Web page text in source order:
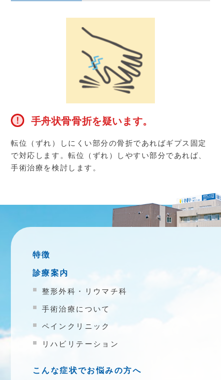
手舟状骨骨折を疑います。
転位（ずれ）しにくい部分の骨折であればギプス固定
で対応します。転位（ずれ）しやすい部分であれば、
手術治療を検討します。
特徴
診療案内
整形外科・リウマチ科
手術治療について
ペインクリニック
リハビリテーション
こんな症状でお悩みの方へ